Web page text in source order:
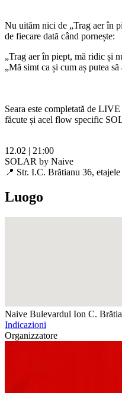
Nu uităm nici de „Trag aer în
de fiecare dată când pornește:
„Trag aer în piept, mă ridic și
„Mă simt ca și cum aș putea
Seara este completată de
făcute și acel flow specific
12.02 | 21:00
SOLAR by Naive
📍 Str. I.C. Brătianu 36,
Luogo
Naive Bulevardul Ion C.
Indicazioni
Organizzatore